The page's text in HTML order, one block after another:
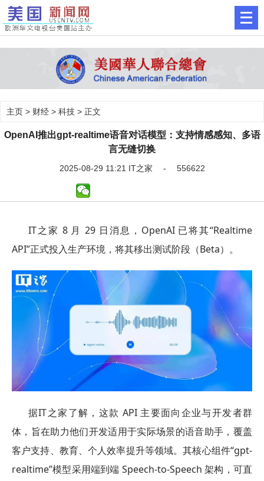
主页 > 财经 > 科技 > 正文
OpenAI推出gpt-realtime语音对话模型：支持情感感知、多语
言无缝切换
2025-08-29 11:21 IT之家 - 556622
IT之家 8 月 29 日消息，OpenAI 已将其“Realtime
API”正式投入生产环境，将其移出测试阶段（Beta）。
据IT之家了解，这款 API 主要面向企业与开发者群
体，旨在助力他们开发适用于实际场景的语音助手，覆盖
客户支持、教育、个人效率提升等领域。其核心组件“gpt-
realtime”模型采用端到端 Speech-to-Speech 架构，可直